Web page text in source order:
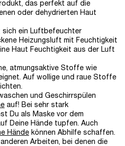
das perfekt auf die
oder dehydrierten Haut
sich ein Luftbefeuchter
Heizungsluft mit Feuchtigkeit
Haut Feuchtigkeit aus der Luft
atmungsaktive Stoffe wie
Auf wollige und raue Stoffe
und Geschirrspülen
auf! Bei sehr stark
Du als Maske vor dem
Deine Hände tupfen. Auch
Hände können Abhilfe schaffen.
Arbeiten, bei denen die